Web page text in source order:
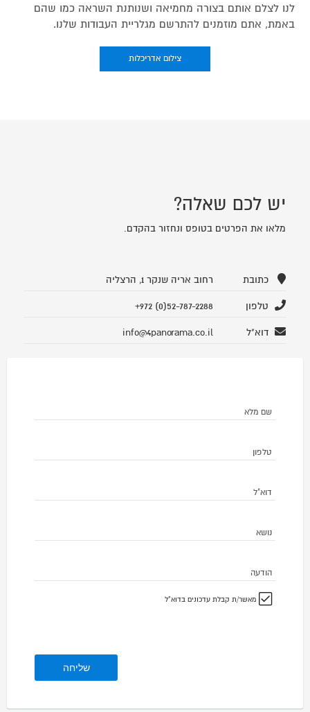
לנו לצלם אותם בצורה מחמיאה ושנותנת השראה כמו שהם
באמת, אתם מוזמנים להתרשם מגלריית העבודות שלנו.
צילום אדריכלות
יש לכם שאלה?
מלאו את הפרטים בטופס ונחזור בהקדם.
כתובת רחוב אריה שנקר 1, הרצליה
טלפון +972 (0)52-787-2288
דוא"ל info@4panorama.co.il
שם מלא
טלפון
דוא"ל
נושא
הודעה
מאשר/ת קבלת עדכונים בדוא"ל
שליחה